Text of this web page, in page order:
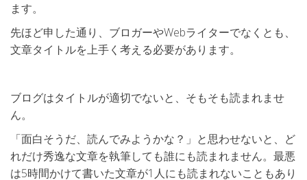
ます。
先ほど申した通り、ブロガーやWebライターでなくとも、
文章タイトルを上手く考える必要があります。
ブログはタイトルが適切でないと、そもそも読まれませ
ん。
「面白そうだ、読んでみようかな？」と思わせないと、ど
れだけ秀逸な文章を執筆しても誰にも読まれません。最悪
は5時間かけて書いた文章が1人にも読まれないこともあり